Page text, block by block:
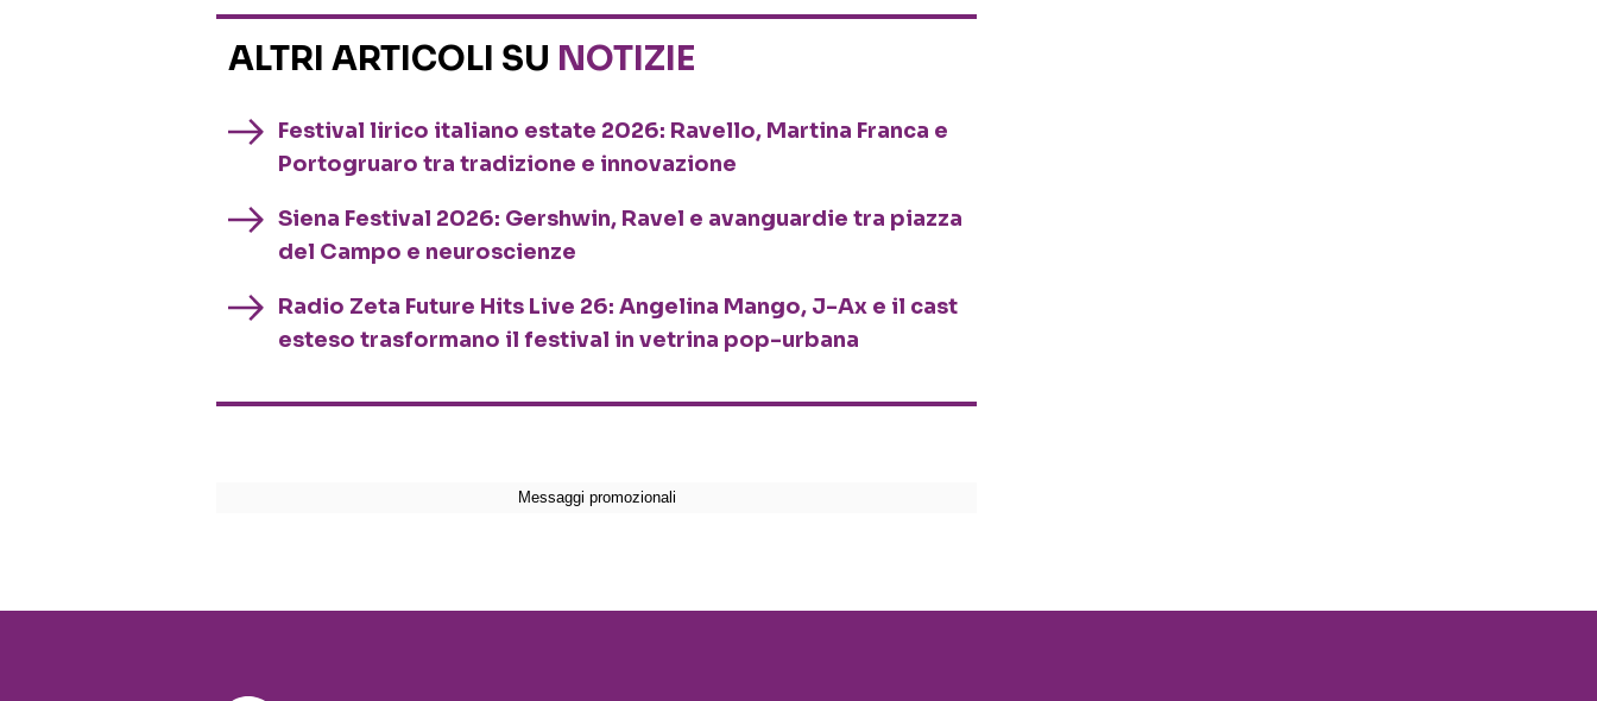
ALTRI ARTICOLI SU NOTIZIE
Festival lirico italiano estate 2026: Ravello, Martina Franca e
Portogruaro tra tradizione e innovazione
Siena Festival 2026: Gershwin, Ravel e avanguardie tra piazza
del Campo e neuroscienze
Radio Zeta Future Hits Live 26: Angelina Mango, J-Ax e il cast
esteso trasformano il festival in vetrina pop-urbana